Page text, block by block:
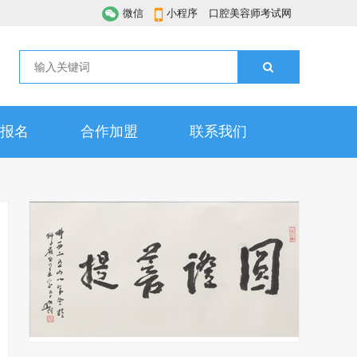
微信 小程序 口腔美容师考试网
名 合作加盟 联系我们